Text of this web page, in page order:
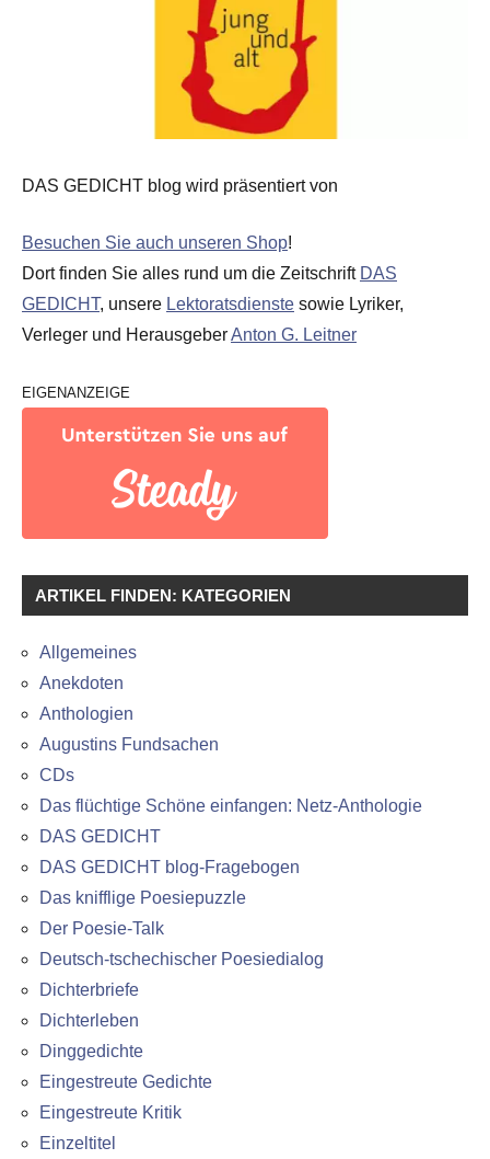
DAS GEDICHT blog wird präsentiert von
Besuchen Sie auch unseren Shop!
Dort finden Sie alles rund um die Zeitschrift DAS
GEDICHT, unsere Lektoratsdienste sowie Lyriker,
Verleger und HerausgeberAnton G. Leitner
EIGENANZEIGE
ARTIKEL FINDEN: KATEGORIEN
Allgemeines
Anekdoten
Anthologien
Augustins Fundsachen
CDs
Das flüchtige Schöne einfangen: Netz-Anthologie
DAS GEDICHT
DAS GEDICHT blog-Fragebogen
Das knifflige Poesiepuzzle
Der Poesie-Talk
Deutsch-tschechischer Poesiedialog
Dichterbriefe
Dichterleben
Dinggedichte
Eingestreute Gedichte
Eingestreute Kritik
Einzeltitel